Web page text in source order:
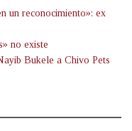
un reconocimiento»: ex
no existe
Bukele a Chivo Pets